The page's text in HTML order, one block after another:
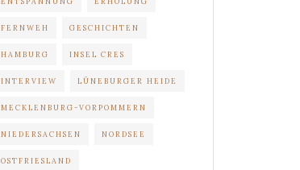
FERNWEH GESCHICHTEN
HAMBURG INSEL CRES
INTERVIEW LÜNEBURGER HEIDE
MECKLENBURG-VORPOMMERN
NIEDERSACHSEN NORDSEE
OSTFRIESLAND